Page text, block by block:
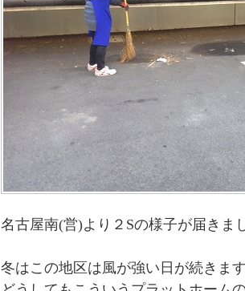
名古屋南(営)より２Sの様子が届きま
冬はこの地区は風が強い日が続きま